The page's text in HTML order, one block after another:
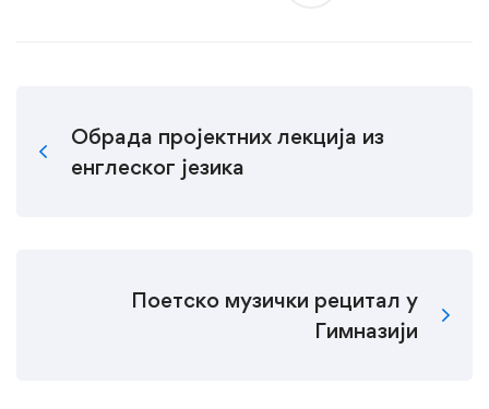
Обрада пројектних лекција из
енглеског језика
Поетско музички рецитал у
Гимназији